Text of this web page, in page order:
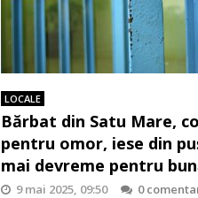
LOCALE
Bărbat din Satu Mare,
pentru omor, iese din
mai devreme pentru
9 mai 2025, 09:50
0